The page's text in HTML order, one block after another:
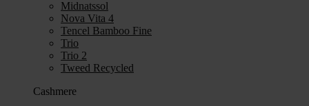
Midnatssol
Nova Vita 4
Tencel Bamboo Fine
Trio
Trio 2
Tweed Recycled
Cashmere